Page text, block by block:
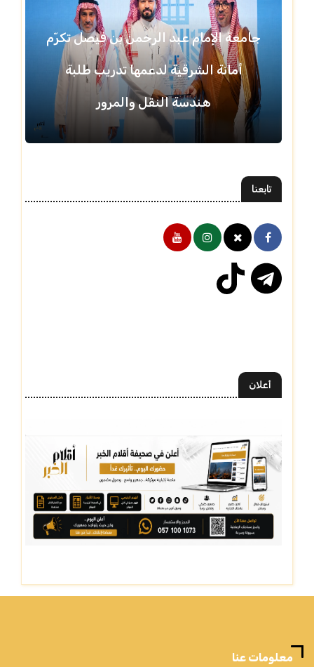
جامعة الإمام عبد الرحمن بن فيصل تكرّم
أمانة الشرقية لدعمها تدريب طلبة
هندسة النقل والمرور
تابعنا
أعلان
معلومات عنا